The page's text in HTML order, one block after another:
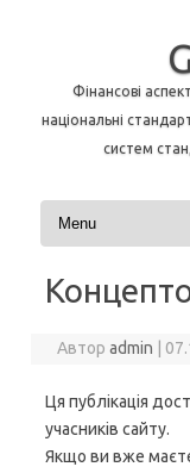
Фінансові
національні
систем
Перейти до
Авторadmin
Ця публікація
учасників сайту.
Якщо ви вже